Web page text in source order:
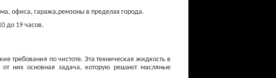
₽
Свечи зажигания
офиса, гаража,ремзоны в пределах города.
до 19 часов.
требования по чистоте. Эта техническая жидкость в
от них основная задача, которую решают масляные